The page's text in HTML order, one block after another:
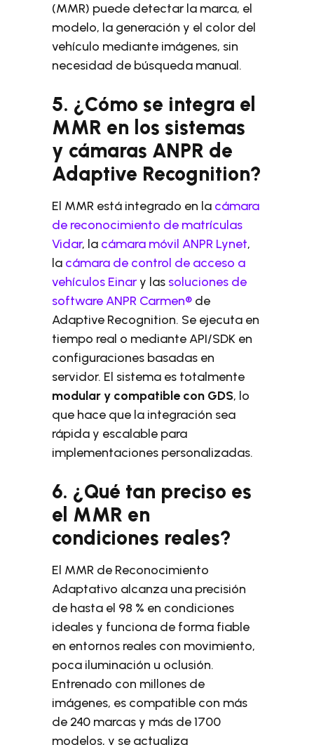
(MMR) puede detectar la marca, el
modelo, la generación y el color del
vehículo mediante imágenes, sin
necesidad de búsqueda manual.
5. ¿Cómo se integra el
MMR en los sistemas
y cámaras ANPR de
Adaptive Recognition?
El MMR está integrado en la cámara
de reconocimiento de matrículas
Vidar, la cámara móvil ANPR Lynet,
la cámara de control de acceso a
vehículos Einary las soluciones de
software ANPR Carmen® de
Adaptive Recognition. Se ejecuta en
tiempo real o mediante API/SDK en
configuraciones basadas en
servidor. El sistema es totalmente
modular y compatible con GDS, lo
que hace que la integración sea
rápida y escalable para
implementaciones personalizadas.
6. ¿Qué tan preciso es
el MMR en
condiciones reales?
El MMR de Reconocimiento
Adaptativo alcanza una precisión
de hasta el 98 % en condiciones
ideales y funciona de forma fiable
en entornos reales con movimiento,
poca iluminación u oclusión.
Entrenado con millones de
imágenes, es compatible con más
de 240 marcas y más de 1700
modelos, y se actualiza